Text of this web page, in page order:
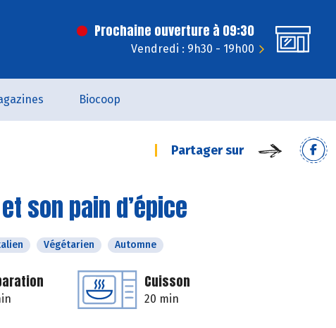
Prochaine ouverture à 09:30
Vendredi : 9h30 - 19h00
Biocoop
Partager sur
son pain d’épice
Végétarien Automne
Cuisson
20 min